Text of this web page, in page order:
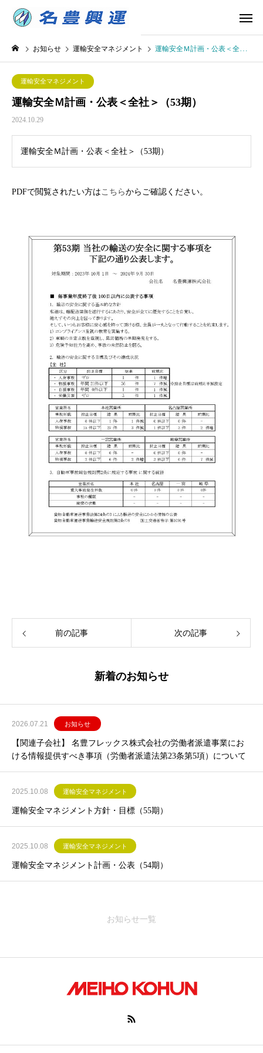
お知らせ 運輸安全マネジメント 運輸安全Ｍ計画・公表＜全社＞（53期）
運輸安全マネジメント
運輸安全Ｍ計画・公表＜全社＞（53期）
2024.10.29
運輸安全Ｍ計画・公表＜全社＞（53期）
PDFで閲覧されたい方はこちらからご確認ください。
前の記事 次の記事
新着のお知らせ
2026.07.21 お知らせ
【関連子会社】 名豊フレックス株式会社の労働者派遣事業にお
ける情報提供すべき事項（労働者派遣法第23条第5項）について
2025.10.08 運輸安全マネジメント
運輸安全マネジメント方針・目標（55期）
2025.10.08 運輸安全マネジメント
運輸安全マネジメント計画・公表（54期）
お知らせ一覧